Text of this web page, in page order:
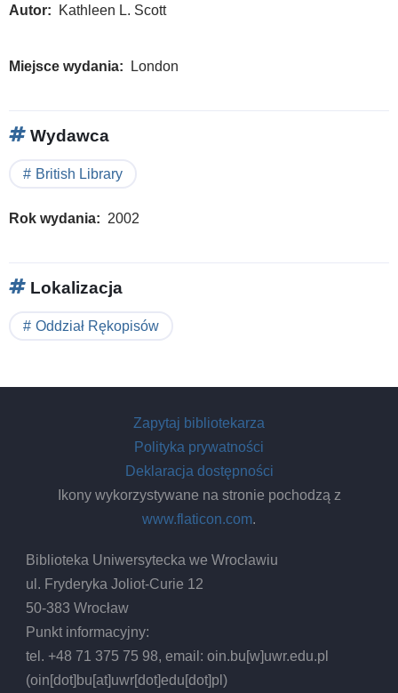
Autor Kathleen L. Scott
Miejsce wydania London
Wydawca
British Library
Rok wydania 2002
Lokalizacja
Oddział Rękopisów
Zapytaj bibliotekarza
Polityka prywatności
Deklaracja dostępności
Ikony wykorzystywane na stronie pochodzą z
www.flaticon.com.
Biblioteka Uniwersytecka we Wrocławiu
ul. Fryderyka Joliot-Curie 12
50-383 Wrocław
Punkt informacyjny:
tel. +48 71 375 75 98, email:oin.bu[w]uwr.edu.pl
(oin[dot]bu[at]uwr[dot]edu[dot]pl)